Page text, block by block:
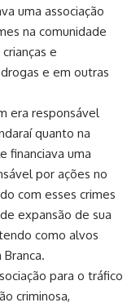
uma associação
na comunidade
e
e em outras
era responsável
quanto na
financiava uma
por ações no
com esses crimes
expansão de sua
como alvos
para o tráfico
criminosa,